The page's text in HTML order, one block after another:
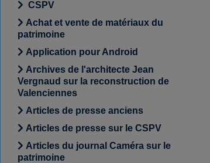
CSPV
Achat et vente de matériaux du
patrimoine
Application pour Android
Archives de l'architecte Jean
Vergnaud sur la reconstruction de
Valenciennes
Articles de presse anciens
Articles de presse sur le CSPV
Articles du journal Caméra sur le
patrimoine